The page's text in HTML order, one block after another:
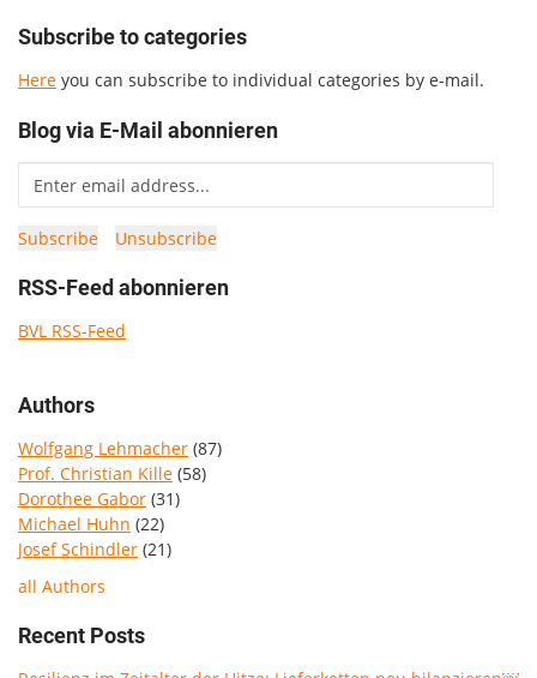
Subscribe to categories
Here you can subscribe to individual categories by e-mail.
Blog via E-Mail abonnieren
RSS-Feed abonnieren
BVL RSS-Feed
Authors
Wolfgang Lehmacher (87)
Prof. Christian Kille (58)
Dorothee Gabor (31)
Michael Huhn (22)
Josef Schindler (21)
all Authors
Recent Posts